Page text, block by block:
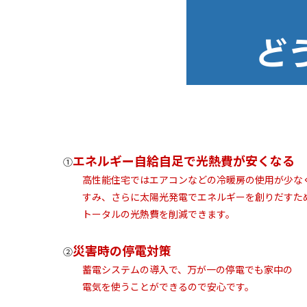
①エネルギー自給自足で光熱費が安くなる
高性能住宅ではエアコンなどの冷暖房の使用が少な
すみ、さらに太陽光発電でエネルギーを創りだすた
トータルの光熱費を削減できます。
②災害時の停電対策
蓄電システムの導入で、万が一の停電でも家中の
電気を使うことができるので安心です。